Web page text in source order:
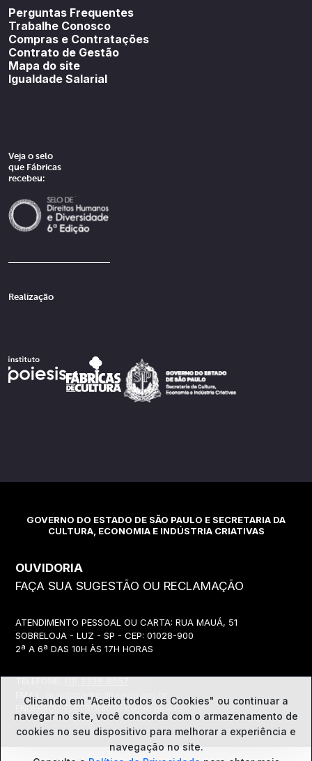
Perguntas Frequentes
Trabalhe Conosco
Compras e Contratações
Contrato de Gestão
Mapa do site
Igualdade Salarial
Veja o selo
que Fábricas
recebeu:
Realização
GOVERNO DO ESTADO DE SÃO PAULO E SECRETARIA DA
CULTURA, ECONOMIA E INDÚSTRIA CRIATIVAS
OUVIDORIA
FAÇA SUA SUGESTÃO OU RECLAMAÇÃO
ATENDIMENTO PESSOAL OU CARTA: RUA MAUÁ, 51
SOBRELOJA - LUZ - SP - CEP: 01028-900
2ª A 6ª DAS 10H ÀS 17H HORAS
EMAIL:
ouvidoria@cultura.sp.gov.br
ENDEREÇO ELETRÔNICO: clique abaixo
Clicando em "Aceito todos os Cookies" ou continuar a
navegar no site, você concorda com o armazenamento de
cookies no seu dispositivo para melhorar a experiência e
navegação no site.